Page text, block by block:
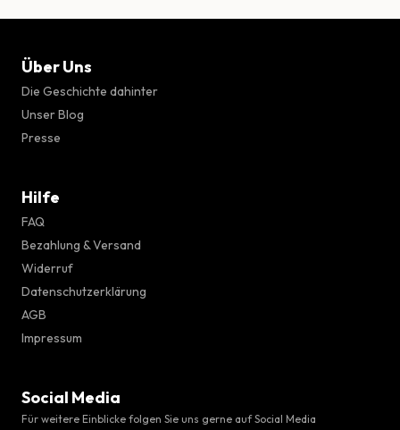
Über Uns
Die Geschichte dahinter
Unser Blog
Presse
Hilfe
FAQ
Bezahlung & Versand
Widerruf
Datenschutzerklärung
AGB
Impressum
Social Media
Für weitere Einblicke folgen Sie uns gerne auf Social Media